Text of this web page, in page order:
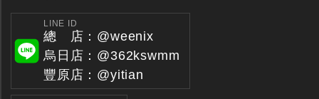
LINE ID
總 店：@weenix
烏日店：@362kswmm
豐原店：@yitian